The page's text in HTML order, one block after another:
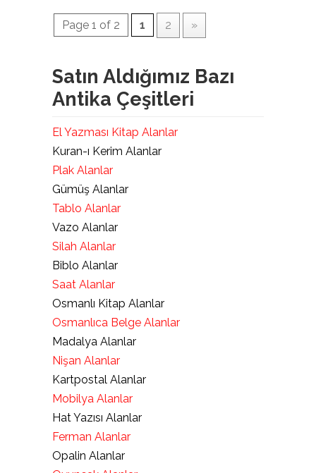
Page 1 of 2 1 2 »
Satın Aldığımız Bazı
Antika Çeşitleri
El Yazması Kitap Alanlar
Kuran-ı Kerim Alanlar
Plak Alanlar
Gümüş Alanlar
Tablo Alanlar
Vazo Alanlar
Silah Alanlar
Biblo Alanlar
Saat Alanlar
Osmanlı Kitap Alanlar
Osmanlıca Belge Alanlar
Madalya Alanlar
Nişan Alanlar
Kartpostal Alanlar
Mobilya Alanlar
Hat Yazısı Alanlar
Ferman Alanlar
Opalin Alanlar